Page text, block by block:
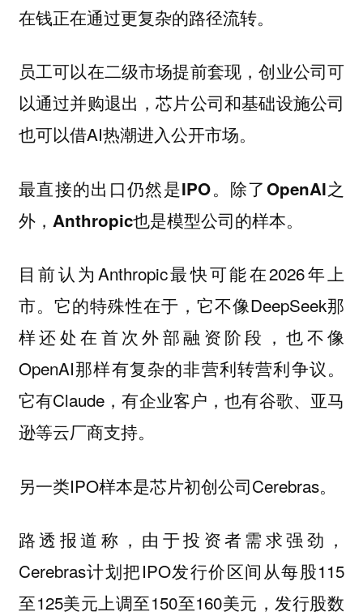
在钱正在通过更复杂的路径流转。
员工可以在二级市场提前套现，创业公司可
以通过并购退出，芯片公司和基础设施公司
也可以借AI热潮进入公开市场。
最直接的出口仍然是IPO。除了OpenAI之
外，Anthropic也是模型公司的样本。
目前认为Anthropic最快可能在2026年上
市。它的特殊性在于，它不像DeepSeek那
样还处在首次外部融资阶段，也不像
OpenAI那样有复杂的非营利转营利争议。
它有Claude，有企业客户，也有谷歌、亚马
逊等云厂商支持。
另一类IPO样本是芯片初创公司Cerebras。
路透报道称，由于投资者需求强劲，
Cerebras计划把IPO发行价区间从每股115
至125美元上调至150至160美元，发行股数